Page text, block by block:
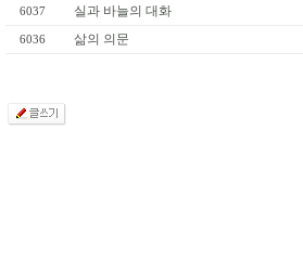
6037 실과 바늘의 대화
6036 삶의 의문